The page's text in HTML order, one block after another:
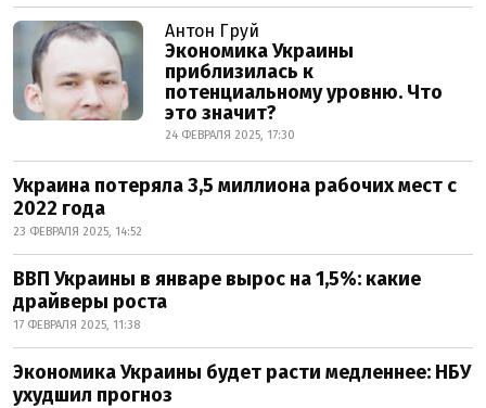
Антон Груй
Экономика Украины
приблизилась к
потенциальному уровню. Что
это значит?
24 ФЕВРАЛЯ 2025, 17:30
Украина потеряла 3,5 миллиона рабочих мест с
2022 года
23 ФЕВРАЛЯ 2025, 14:52
ВВП Украины в январе вырос на 1,5%: какие
драйверы роста
17 ФЕВРАЛЯ 2025, 11:38
Экономика Украины будет расти медленнее: НБУ
ухудшил прогноз